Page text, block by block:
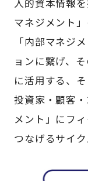
人的資本情報
マネジメント」
「内部マネジ
ョンに繋げ、
に活用する、
投資家・顧客
メント」にフ
つなげるサイク